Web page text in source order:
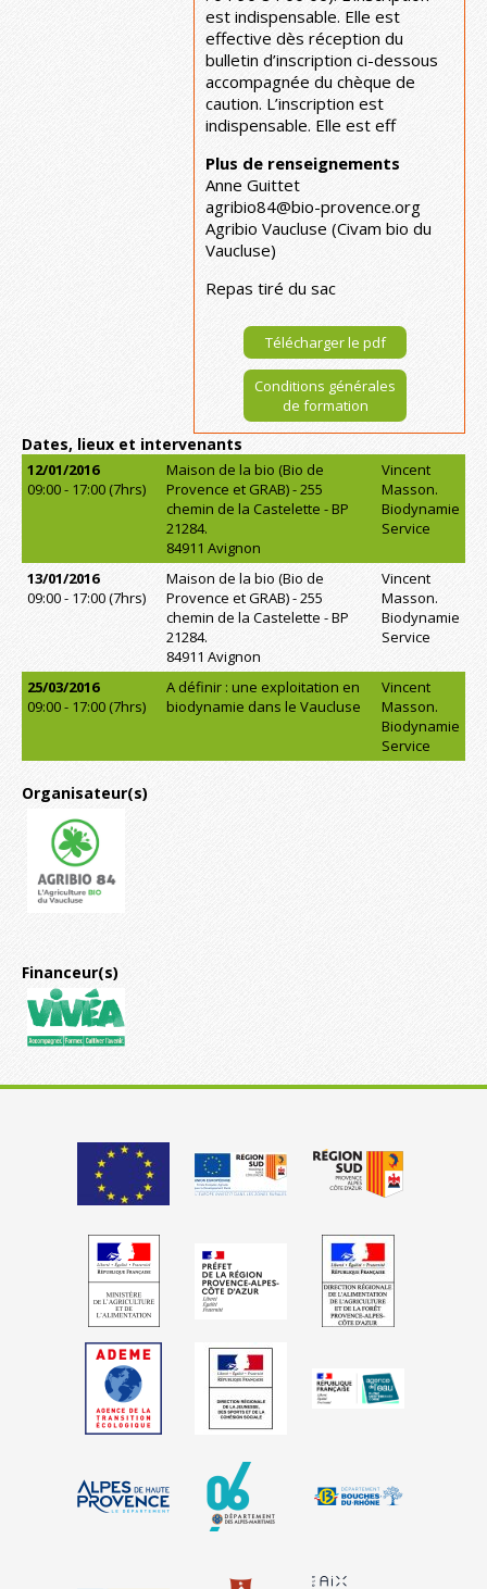
est indispensable. Elle est
effective dès réception du
bulletin d’inscription ci-dessous
accompagnée du chèque de
caution. L’inscription est
indispensable. Elle est eff
Plus de renseignements
Anne Guittet
agribio84@bio-provence.org
Agribio Vaucluse (Civam bio du
Vaucluse)
Repas tiré du sac
Télécharger le pdf
Conditions générales
de formation
Dates, lieux et intervenants
12/01/2016
09:00 - 17:00 (7hrs)
Maison de la bio (Bio de
Provence et GRAB) - 255
chemin de la Castelette - BP
21284.
84911 Avignon
Vincent
Masson.
Biodynamie
Service
13/01/2016
09:00 - 17:00 (7hrs)
Maison de la bio (Bio de
Provence et GRAB) - 255
chemin de la Castelette - BP
21284.
84911 Avignon
Vincent
Masson.
Biodynamie
Service
25/03/2016
09:00 - 17:00 (7hrs)
A définir : une exploitation en
biodynamie dans le Vaucluse
Vincent
Masson.
Biodynamie
Service
Organisateur(s)
Financeur(s)